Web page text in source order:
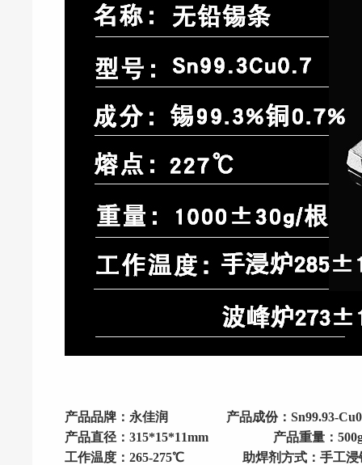
产品品牌：永佳润
产品成份：Sn99.93-
产品直径：315*15*11mm 产品重量：
工作温度：265-275℃
助焊剂方式：手工浸